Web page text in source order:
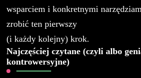
wsparciem i konkretnymi
zrobić ten pierwszy
(i każdy kolejny) krok.
Najczęściej czytane (czyli albo
kontrowersyjne)